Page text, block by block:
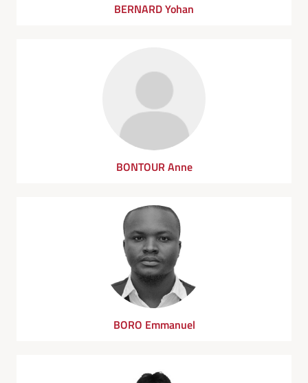
BERNARD Yohan
BONTOUR Anne
BORO Emmanuel